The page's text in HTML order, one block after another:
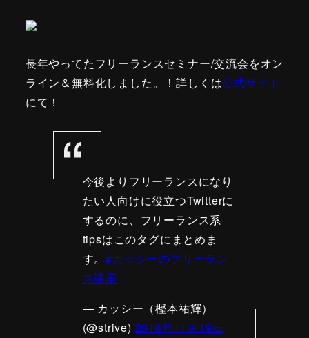
長年やってたフリーランスセミナー/交流会をオン
ライン＆無料化しました。！詳しくは公式サイト
にて！
今後よりフリーランスになり
たい人向けに役立つTwitterに
するのに、フリーランス系
tipsはこのタグにまとめま
す。#カッシーのフリーラン
ス講座
— カッシー（樫本祐輝）
(@strive) 2016年11月19日